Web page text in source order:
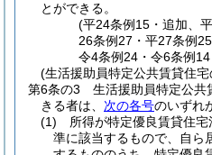
とができる。
(平24条例15・追加、
26条例27・平27条例
令4条例24・令6条例
(生活援助員特定公共賃貸住
第6条の3
生活援助員特定公共
きる者は、 次の各号のいずれ
(1)
所得が特定優良賃貸住
準に該当するもので、自ら